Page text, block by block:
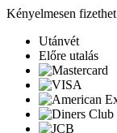
Kényelmesen fizethet
Utánvét
Előre utalás